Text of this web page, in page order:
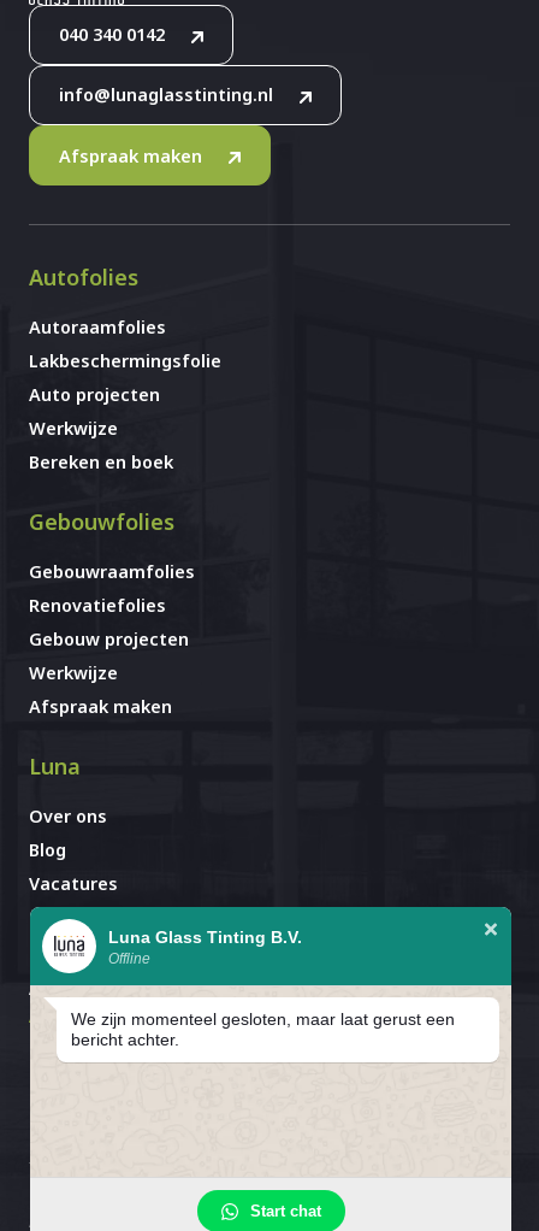
wij gesloten van 25 juli T/M 16
040 340 0142
info@lunaglasstinting.nl
Afspraak maken
Afspraak al gemaakt?
Avignonlaan 67
5627 GA Eindhoven
CookiebeleidCookievoorkeuren
Algemene Voorwaarden
Autofolies
Autoraamfolies
Lakbeschermingsfolie
Auto projecten
Werkwijze
Bereken en boek
Gebouwfolies
Gebouwraamfolies
Renovatiefolies
Gebouw projecten
Werkwijze
Afspraak maken
Luna
Over ons
Blog
Vacatures
Contact
Luna Glass Tinting B.V.
Offline
We zijn momenteel gesloten, maar laat gerust een
bericht achter.
Start chat